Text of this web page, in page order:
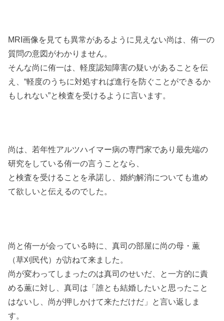
MRI画像を見ても異常があるように見えない尚は、侑一の
質問の意図がわかりません。
そんな尚に侑一は、軽度認知障害の疑いがあることを伝
え、“軽度のうちに対処すれば進行を防ぐことができるか
もしれない”と検査を受けるように言います。
尚は、若年性アルツハイマー病の専門家であり最先端の
研究をしている侑一の言うことなら、
と検査を受けることを承諾し、婚約解消についても進め
て欲しいと伝えるのでした。
尚と侑一が会っている時に、真司の部屋に尚の母・薫
（草刈民代）が訪ねて来ました。
尚が変わってしまったのは真司のせいだ、と一方的に責
める薫に対し、真司は「誰とも結婚したいと思ったこと
はないし、尚が押しかけて来ただけだ」と言い返しま
す。